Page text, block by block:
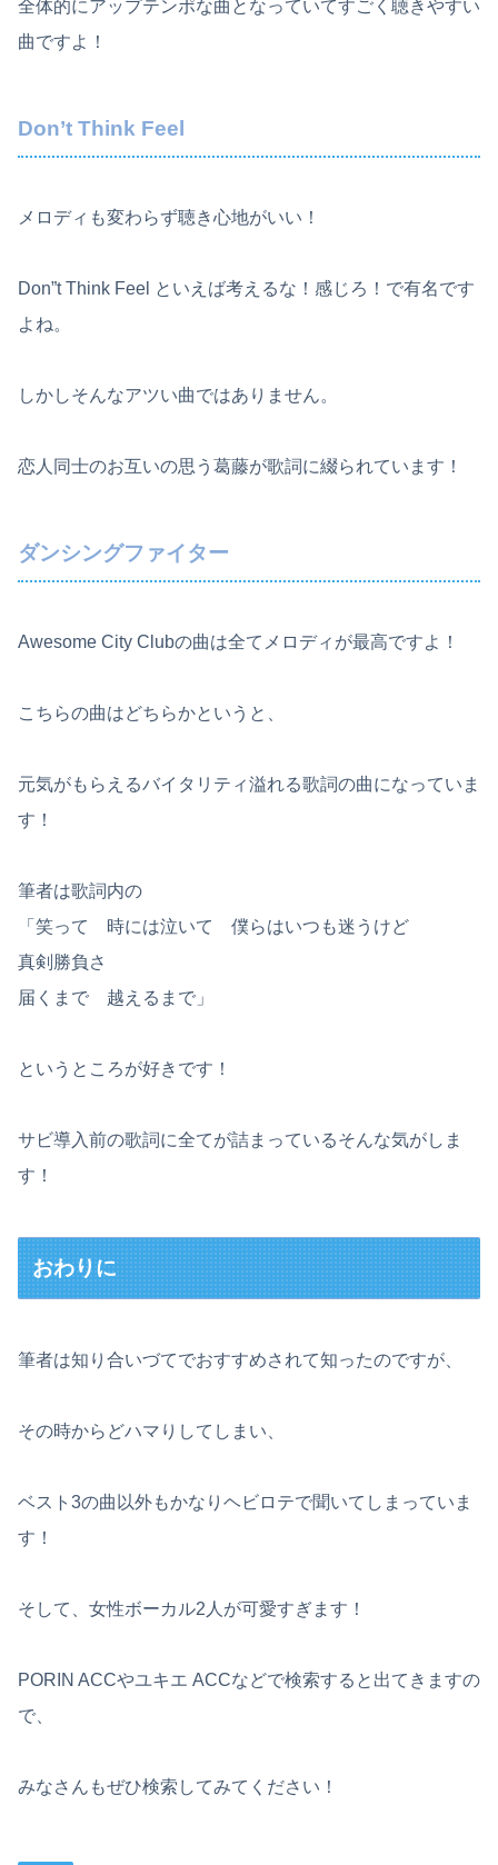
全体的にアップテンポな曲となっていてすごく聴きやすい
曲ですよ！
Don’t Think Feel
メロディも変わらず聴き心地がいい！
Don”t Think Feel といえば考えるな！感じろ！で有名です
よね。
しかしそんなアツい曲ではありません。
恋人同士のお互いの思う葛藤が歌詞に綴られています！
ダンシングファイター
Awesome City Clubの曲は全てメロディが最高ですよ！
こちらの曲はどちらかというと、
元気がもらえるバイタリティ溢れる歌詞の曲になっていま
す！
筆者は歌詞内の
「笑って 時には泣いて 僕らはいつも迷うけど
真剣勝負さ
届くまで 越えるまで」
というところが好きです！
サビ導入前の歌詞に全てが詰まっているそんな気がしま
す！
おわりに
筆者は知り合いづてでおすすめされて知ったのですが、
その時からどハマりしてしまい、
ベスト3の曲以外もかなりヘビロテで聞いてしまっていま
す！
そして、女性ボーカル2人が可愛すぎます！
PORIN ACCやユキエ ACCなどで検索すると出てきますの
で、
みなさんもぜひ検索してみてください！